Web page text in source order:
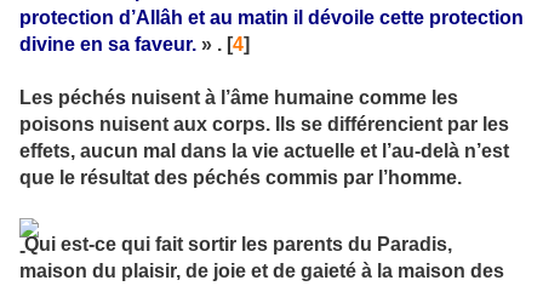
protection d’Allâh et au matin il dévoile cette protection
divine en sa faveur. » . [4]
Les péchés nuisent à l’âme humaine comme les
poisons nuisent aux corps. Ils se différencient par les
effets, aucun mal dans la vie actuelle et l’au-delà n’est
que le résultat des péchés commis par l’homme.
Qui est-ce qui fait sortir les parents du Paradis,
maison du plaisir, de joie et de gaieté à la maison des